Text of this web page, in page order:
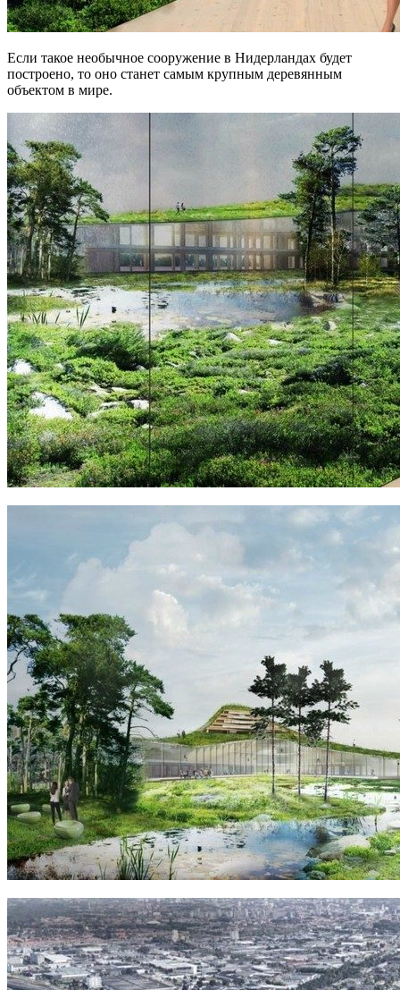
Если такое необычное сооружение в Нидерландах будет
построено, то оно станет самым крупным деревянным
объектом в мире.